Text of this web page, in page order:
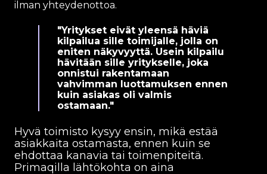
ilman yhteydenottoa.
"Yritykset eivät yleensä häviä
kilpailua sille toimijalle, jolla on
eniten näkyvyyttä. Usein kilpailu
hävitään sille yritykselle, joka
onnistui rakentamaan
vahvimman luottamuksen ennen
kuin asiakas oli valmis
ostamaan."
Hyvä toimisto kysyy ensin, mikä estää
asiakkaita ostamasta, ennen kuin se
ehdottaa kanavia tai toimenpiteitä.
Primaqilla lähtökohta on aina